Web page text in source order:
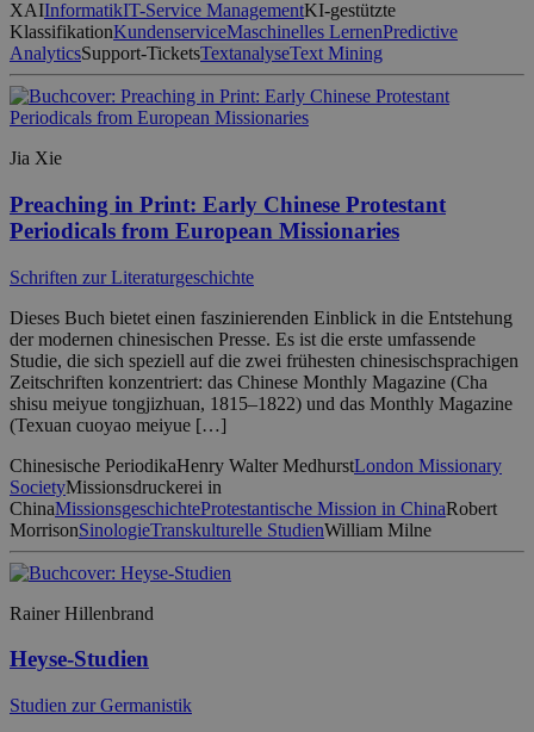
XAIInformatikIT-Service ManagementKI-gestützte
KlassifikationKundenserviceMaschinelles LernenPredictive
AnalyticsSupport-TicketsTextanalyseText Mining
Jia Xie
Preaching in Print: Early Chinese Protestant
Periodicals from European Missionaries
Schriften zur Literaturgeschichte
Dieses Buch bietet einen faszinierenden Einblick in die Entstehung
der modernen chinesischen Presse. Es ist die erste umfassende
Studie, die sich speziell auf die zwei frühesten chinesischsprachigen
Zeitschriften konzentriert: das Chinese Monthly Magazine (Cha
shisu meiyue tongjizhuan, 1815–1822) und das Monthly Magazine
(Texuan cuoyao meiyue […]
Chinesische PeriodikaHenry Walter MedhurstLondon Missionary
SocietyMissionsdruckerei in
ChinaMissionsgeschichteProtestantische Mission in ChinaRobert
MorrisonSinologieTranskulturelle StudienWilliam Milne
Rainer Hillenbrand
Heyse-Studien
Studien zur Germanistik